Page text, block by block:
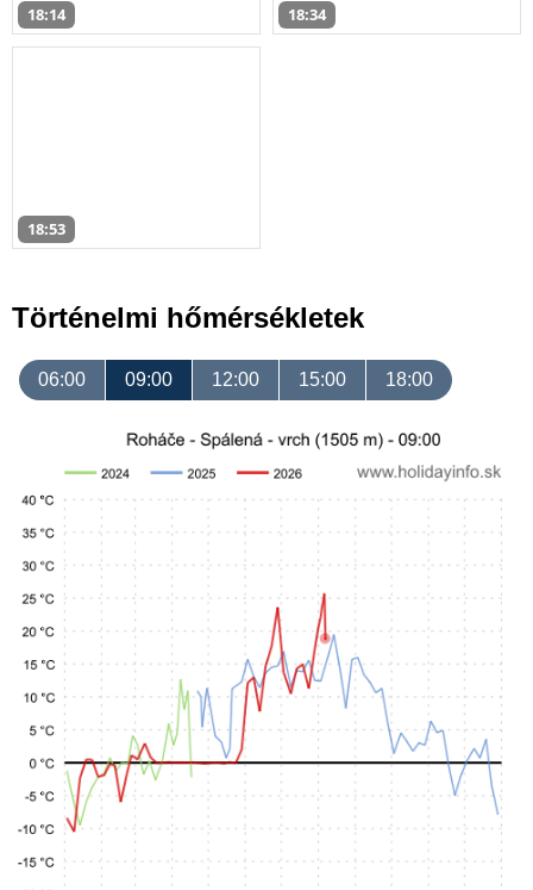
18:14 18:34
18:53
Történelmi hőmérsékletek
06:00 09:00 12:00 15:00 18:00